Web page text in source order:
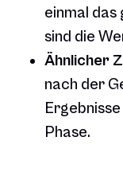
einmal
sind die
Ähnlicher
nach der
Phase.